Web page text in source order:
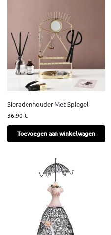
Sieradenhouder Met Spiegel
36.90€
Toevoegen aan winkelwagen